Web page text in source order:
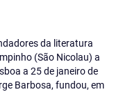
da literatura
(São Nicolau) a
a 25 de janeiro de
Barbosa, fundou, em